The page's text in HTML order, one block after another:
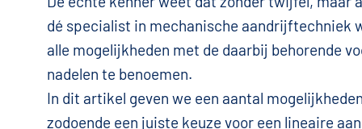
dé specialist in mechanische aandrijftechniek
alle mogelijkheden met de daarbij behorende
nadelen te benoemen.
In dit artikel geven we een aantal
zodoende een juiste keuze voor een lineaire